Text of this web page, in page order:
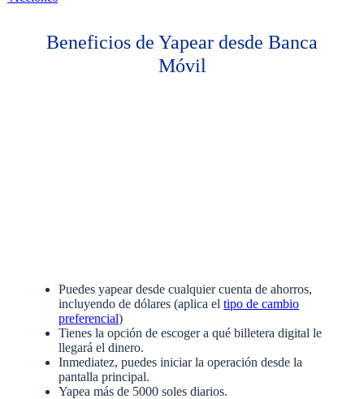
Puedes yapear desde cualquier cuenta de ahorros,
incluyendo de dólares (aplica el tipo de cambio
preferencial)
Tienes la opción de escoger a qué billetera digital le
llegará el dinero.
Inmediatez, puedes iniciar la operación desde la
pantalla principal.
Yapea más de 5000 soles diarios.
Beneficios de Yapear desde Banca
Móvil